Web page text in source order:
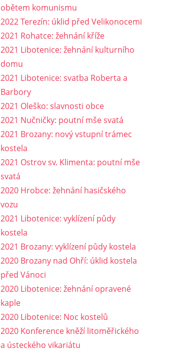
obětem komunismu
2022 Terezín: úklid před Velikonocemi
2021 Rohatce: žehnání kříže
2021 Libotenice: žehnání kulturního
domu
2021 Libotenice: svatba Roberta a
Barbory
2021 Oleško: slavnosti obce
2021 Nučničky: poutní mše svatá
2021 Brozany: nový vstupní trámec
kostela
2021 Ostrov sv. Klimenta: poutní mše
svatá
2020 Hrobce: žehnání hasičského
vozu
2021 Libotenice: vyklízení půdy
kostela
2021 Brozany: vyklízení půdy kostela
2020 Brozany nad Ohří: úklid kostela
před Vánoci
2020 Libotenice: žehnání opravené
kaple
2020 Libotenice: Noc kostelů
2020 Konference kněží litoměřického
a ústeckého vikariátu